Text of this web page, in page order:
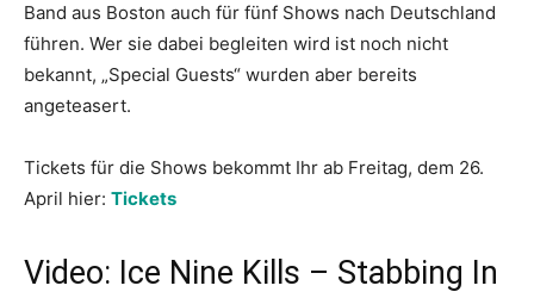
Band aus Boston auch für fünf Shows nach Deutschland
führen. Wer sie dabei begleiten wird ist noch nicht
bekannt, „Special Guests“ wurden aber bereits
angeteasert.
Tickets für die Shows bekommt Ihr ab Freitag, dem 26.
April hier: Tickets
Video: Ice Nine Kills – Stabbing In